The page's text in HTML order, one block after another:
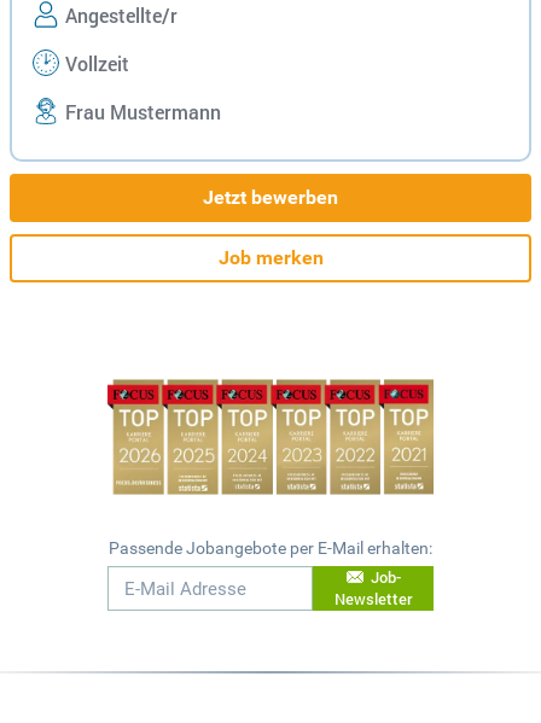
Angestellte/r
Vollzeit
Frau Mustermann
Jetzt bewerben
Job merken
Passende Jobangebote per E-Mail erhalten:
Job-
Newsletter